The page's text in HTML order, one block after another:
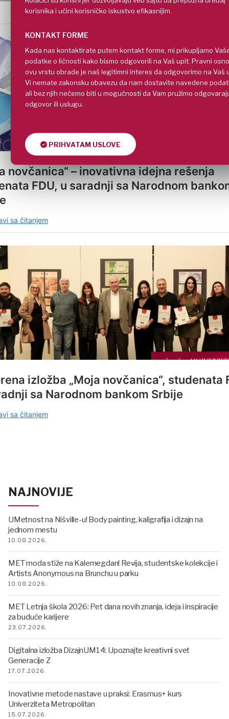
NAJNOVIJE
UMetnost na Nišville-u! Body painting, kaligrafija i dizajn na
jednom mestu
10.08.2026.
MET moda stiže na Kalemegdan! Revija, studentske kolekcije i
Artists Anonymous na Brunchu u parku
10.08.2026.
MET Letnja škola 2026: Pet dana novih znanja, ideja i inspiracije
za buduće karijere
23.07.2026.
Digitalna izložba DizajnUM14: Upoznajte kreativni svet
Generacije Z
17.07.2026.
Inovativne metode nastave u praksi: Erasmus+ kurs
Univerziteta Metropolitan
15.07.2026.
korisnika i učini korisničko iskustvo efikasnijim.
KONTAKT FORME
Kada nas kontaktirate putem kontakt forme, mi prikupljamo
podatke o ličnosti kako bismo odgovorili na Vaš upit. Pravni
ovu vrstu obrade je naš legitimni interes da odgovorimo na Vaš
Vi nemate zakonsku obavezu da nam dostavite navedene
ali bez njih nećemo biti u mogućnosti da Vam pružimo
odgovor ili uslugu.
PRIHVATAM USLOVE